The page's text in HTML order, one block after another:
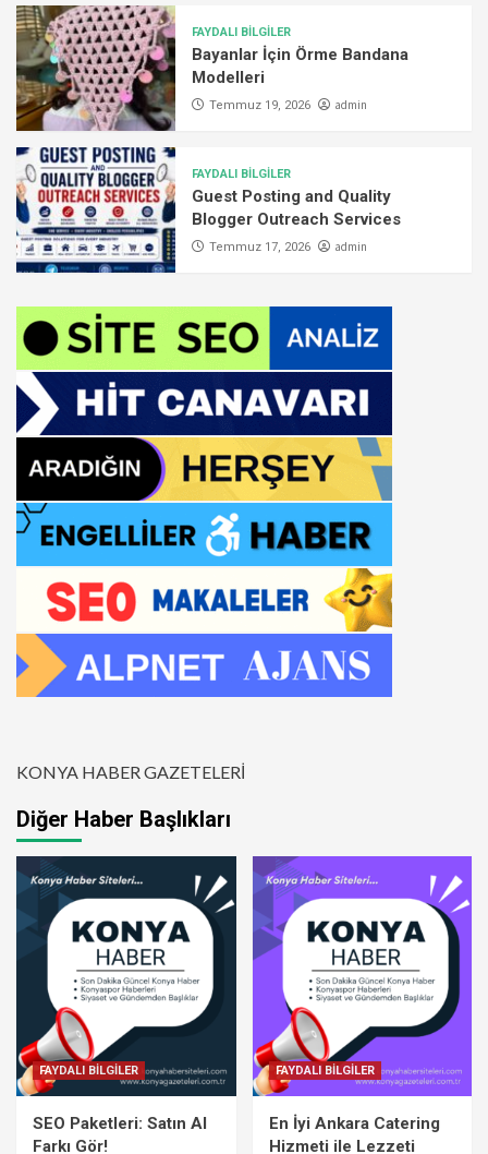
FAYDALI BİLGİLER
Bayanlar İçin Örme Bandana
Modelleri
Temmuz 19, 2026 admin
FAYDALI BİLGİLER
Guest Posting and Quality
Blogger Outreach Services
Temmuz 17, 2026 admin
KONYA HABER GAZETELERİ
Diğer Haber Başlıkları
FAYDALI BİLGİLER
SEO Paketleri: Satın Al
Farkı Gör!
FAYDALI BİLGİLER
En İyi Ankara Catering
Hizmeti ile Lezzeti